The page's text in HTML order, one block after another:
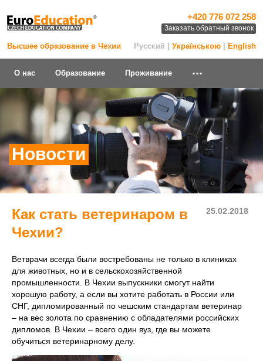
Высшее образование в Чехии
+420 776 072 258
Заказать обратный звонок
Русский | Українською English
О нас Образование Проживание ...
Новости
25.02.2018
Как стать ветеринаром в
Чехии?
Ветврачи всегда были востребованы не только в клиниках
для животных, но и в сельскохозяйственной
промышленности. В Чехии выпускники смогут найти
хорошую работу, а если вы хотите работать в России или
СНГ, дипломированный по чешским стандартам ветеринар
– на вес золота по сравнению с обладателями российских
дипломов. В Чехии – всего один вуз, где вы можете
обучиться ветеринарному делу.